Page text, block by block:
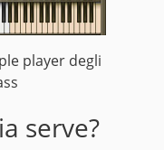
player degli
serve?